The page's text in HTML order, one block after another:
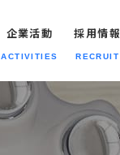
企業活動
ACTIVITIES
採用情報
RECRUIT